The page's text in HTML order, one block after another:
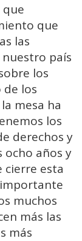
que
que
las
país
los
de los
mesa ha
los
derechos y
ocho años y
cierre esta
muchos
más las
más